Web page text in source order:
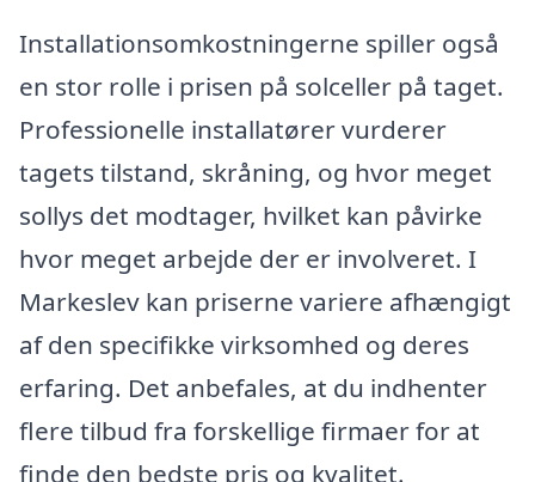
Installationsomkostningerne spiller også
en stor rolle i prisen på solceller på taget.
Professionelle installatører vurderer
tagets tilstand, skråning, og hvor meget
sollys det modtager, hvilket kan påvirke
hvor meget arbejde der er involveret. I
Markeslev kan priserne variere afhængigt
af den specifikke virksomhed og deres
erfaring. Det anbefales, at du indhenter
flere tilbud fra forskellige firmaer for at
finde den bedste pris og kvalitet.